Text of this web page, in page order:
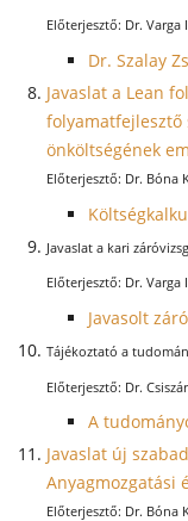
Dr. Varga
Dr. Szalay
Javaslat a Lean
folyamatfejlesztő
önköltségének
Dr. Bóna
Javaslat a kari
Dr. Varga
Javasolt
Tájékoztató a
Dr.
A
Javaslat új
Anyagmozgatási
Dr. Bóna